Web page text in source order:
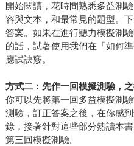
開始閱讀，花時間熟悉多益測
容與文本，和最常見的題型。
答案。如果在進行聽力模擬測
的話，試著使用我們在「如何
應試訣竅。
方式二：先作一回模擬測驗，
你可以先將第一回多益模擬測
測驗，訂正答案之後，在你感
錄，接著針對這些部分熟讀本
第三回模擬測驗。